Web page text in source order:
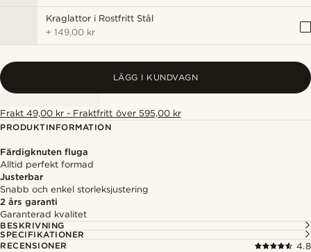
Kraglattor i Rostfritt Stål
+149,00 kr
LÄGG I KUNDVAGN
Frakt 49,00 kr - Fraktfritt över 595,00 kr
PRODUKTINFORMATION
Färdigknuten fluga
Alltid perfekt formad
Justerbar
Snabb och enkel storleksjustering
2 års garanti
Garanterad kvalitet
BESKRIVNING
SPECIFIKATIONER
RECENSIONER
4.8